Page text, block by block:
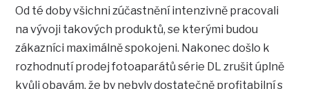
Od té doby všichni zúčastnění intenzivně pracovali
na vývoji takových produktů, se kterými budou
zákazníci maximálně spokojeni. Nakonec došlo k
rozhodnutí prodej fotoaparátů série DL zrušit úplně
kvůli obavám, že by nebyly dostatečně profitabilní s